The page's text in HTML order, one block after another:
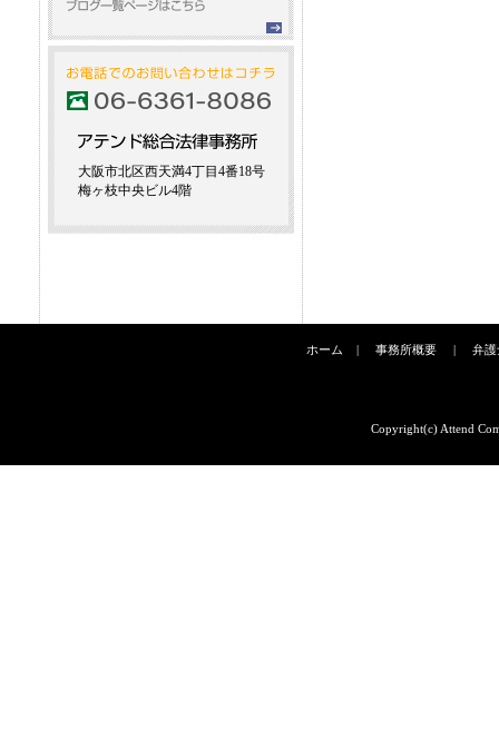
大阪市北区西天満4丁目4番18号
梅ヶ枝中央ビル4階
ホーム | 事務所概要 | 弁護
Copyright(c) Attend